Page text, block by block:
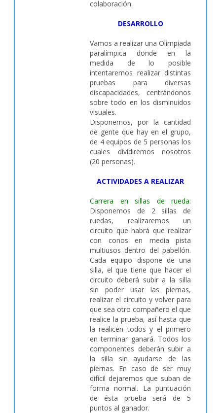
colaboración.
DESARROLLO
Vamos a realizar una Olimpiada
paralímpica donde en la
medida de lo posible
intentaremos realizar distintas
pruebas para diversas
discapacidades, centrándonos
sobre todo en los disminuidos
visuales.
Disponemos, por la cantidad
de gente que hay en el grupo,
de 4 equipos de 5 personas los
cuales dividiremos nosotros
(20 personas).
ACTIVIDADES A REALIZAR
Carrera en sillas de rueda:
Disponemos de 2 sillas de
ruedas, realizaremos un
circuito que habrá que realizar
con conos en media pista
multiusos dentro del pabellón.
Cada equipo dispone de una
silla, el que tiene que hacer el
circuito deberá subir a la silla
sin poder usar las piernas,
realizar el circuito y volver para
que sea otro compañero el que
realice la prueba, así hasta que
la realicen todos y el primero
en terminar ganará. Todos los
componentes deberán subir a
la silla sin ayudarse de las
piernas. En caso de ser muy
difícil dejaremos que suban de
forma normal. La puntuación
de ésta prueba será de 5
puntos al ganador.